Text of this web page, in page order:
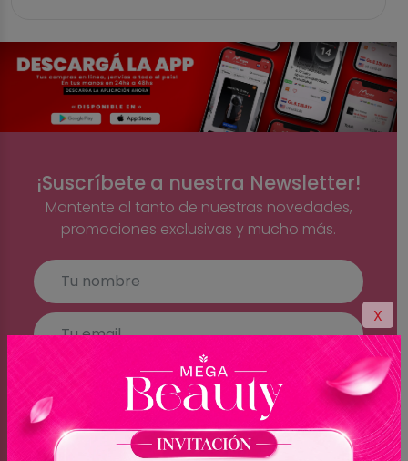
X
¡Suscríbete a nuestra Newsletter!
Mantente al tanto de nuestras novedades,
promociones exclusivas y mucho más.